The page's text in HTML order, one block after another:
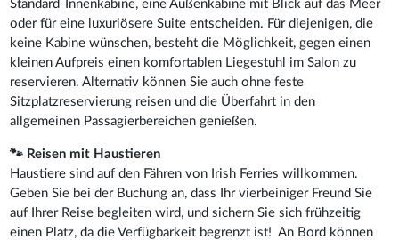
Standard-Innenkabine, eine Außenkabine mit Blick auf das Meer
oder für eine luxuriösere Suite entscheiden. Für diejenigen, die
keine Kabine wünschen, besteht die Möglichkeit, gegen einen
kleinen Aufpreis einen komfortablen Liegestuhl im Salon zu
reservieren. Alternativ können Sie auch ohne feste
Sitzplatzreservierung reisen und die Überfahrt in den
allgemeinen Passagierbereichen genießen.
🐾 Reisen mit Haustieren
Haustiere sind auf den Fähren von Irish Ferries willkommen.
Geben Sie bei der Buchung an, dass Ihr vierbeiniger Freund Sie
auf Ihrer Reise begleiten wird, und sichern Sie sich frühzeitig
einen Platz, da die Verfügbarkeit begrenzt ist! An Bord können